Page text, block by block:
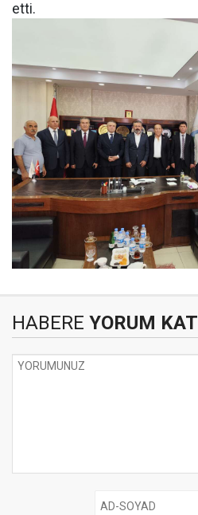
etti.
HABERE YORUM KAT